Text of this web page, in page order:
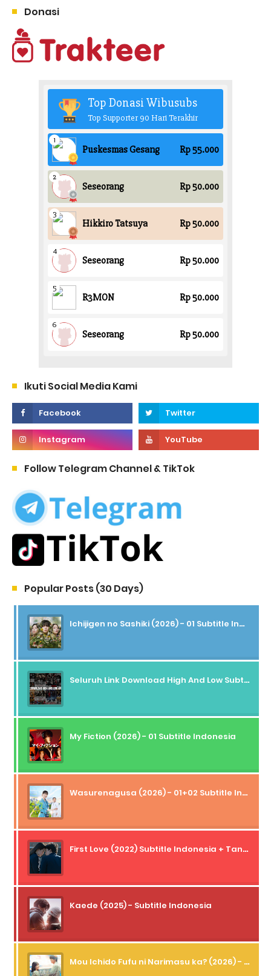
Donasi
Ikuti Social Media Kami
Follow Telegram Channel & TikTok
Popular Posts (30 Days)
Ichijigen no Sashiki (2026) - 01 Subtitle Indonesia
Seluruh Link Download High And Low Subtitle Indonesia
My Fiction (2026) - 01 Subtitle Indonesia
Wasurenagusa (2026) - 01+02 Subtitle Indonesia
First Love (2022) Subtitle Indonesia + Tanpa Iklan + Streaming + 1080p
Kaede (2025) - Subtitle Indonesia
Mou Ichido Fufu ni Narimasu ka? (2026) - 01 Subtitle Indonesia